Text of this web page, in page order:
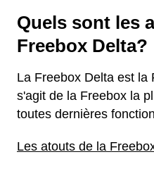
Quels sont les
Freebox Delta?
La Freebox Delta est la
s'agit de la Freebox la
toutes dernières
Les atouts de la